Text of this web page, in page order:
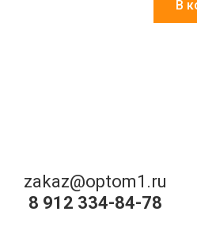
В
zakaz@optom1.ru
8 912 334-84-78